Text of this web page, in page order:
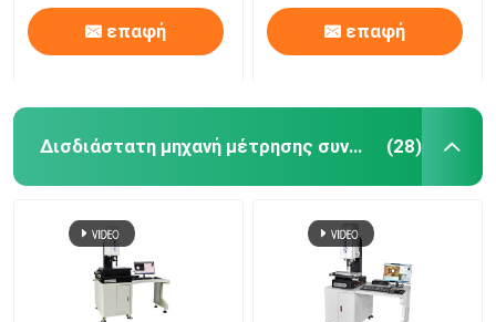
επαφή επαφή
Δισδιάστατη μηχανή μέτρησης συντεταγμένων (28)